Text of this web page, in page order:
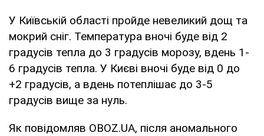
У Київській області пройде невеликий дощ та
мокрий сніг. Температура вночі буде від 2
градусів тепла до 3 градусів морозу, вдень 1-
6 градусів тепла. У Києві вночі буде від 0 до
+2 градусів, а вдень потеплішає до 3-5
градусів вище за нуль.
Як повідомляв OBOZ.UA, після аномального